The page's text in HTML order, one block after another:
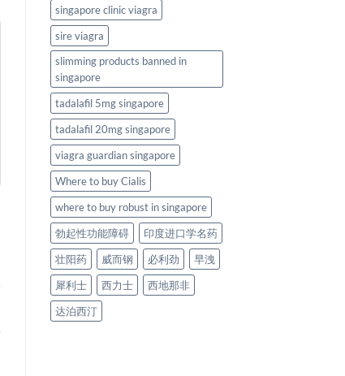
singapore clinic viagra
sire viagra
slimming products banned in
singapore
tadalafil 5mg singapore
tadalafil 20mg singapore
viagra guardian singapore
Where to buy Cialis
where to buy robust in singapore
勃起性功能障碍
印度进口学名药
壮阳药
威而钢 必利劲
早洩
犀利士
西力士
西地那非
达泊西汀